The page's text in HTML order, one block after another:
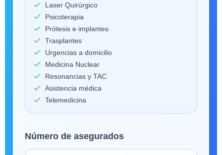
Laser Quirúrgico
Psicoterapia
Prótesis e implantes
Trasplantes
Urgencias a domicilio
Medicina Nuclear
Resonancias y TAC
Asistencia médica
Telemedicina
Número de asegurados